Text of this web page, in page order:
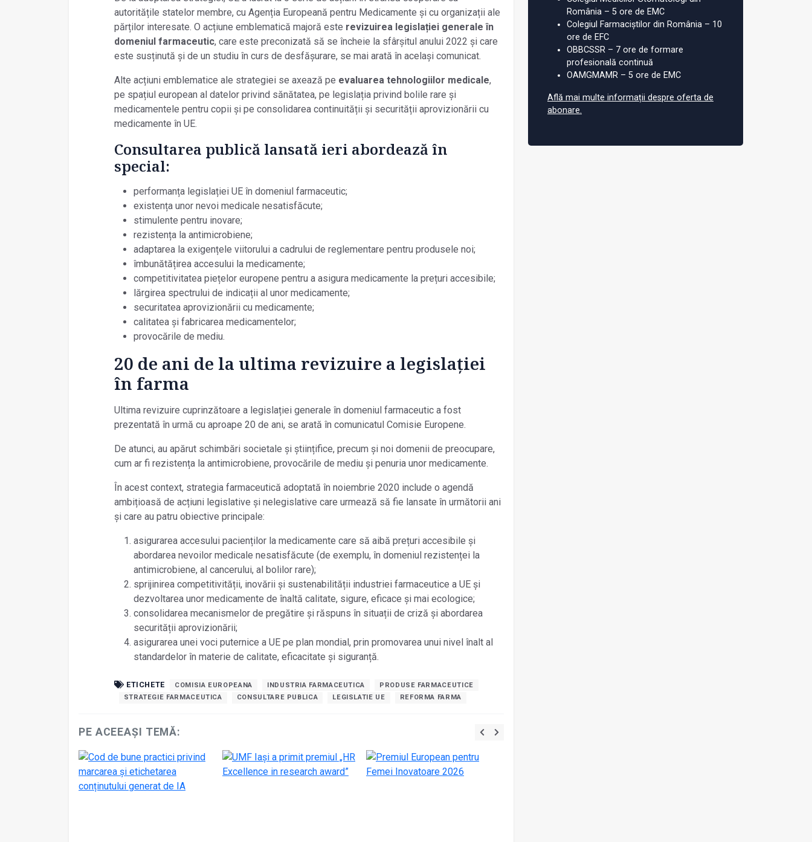
autoritățile statelor membre, cu Agenția Europeană pentru Medicamente și cu organizații ale
părților interesate. O acțiune emblematică majoră este revizuirea legislației generale în
domeniul farmaceutic, care este preconizată să se încheie la sfârșitul anului 2022 și care
este susținută și de un studiu în curs de desfășurare, se mai arată în același comunicat.
Alte acțiuni emblematice ale strategiei se axează pe evaluarea tehnologiilor medicale,
pe spațiul european al datelor privind sănătatea, pe legislația privind bolile rare și
medicamentele pentru copii și pe consolidarea continuității și securității aprovizionării cu
medicamente în UE.
Consultarea publică lansată ieri abordează în
special:
performanța legislației UE în domeniul farmaceutic;
existența unor nevoi medicale nesatisfăcute;
stimulente pentru inovare;
rezistența la antimicrobiene;
adaptarea la exigențele viitorului a cadrului de reglementare pentru produsele noi;
îmbunătățirea accesului la medicamente;
competitivitatea piețelor europene pentru a asigura medicamente la prețuri accesibile;
lărgirea spectrului de indicații al unor medicamente;
securitatea aprovizionării cu medicamente;
calitatea și fabricarea medicamentelor;
provocările de mediu.
20 de ani de la ultima revizuire a legislației
în farma
Ultima revizuire cuprinzătoare a legislației generale în domeniul farmaceutic a fost
prezentată în urmă cu aproape 20 de ani, se arată în comunicatul Comisie Europene.
De atunci, au apărut schimbări societale și științifice, precum și noi domenii de preocupare,
cum ar fi rezistența la antimicrobiene, provocările de mediu și penuria unor medicamente.
În acest context, strategia farmaceutică adoptată în noiembrie 2020 include o agendă
ambițioasă de acțiuni legislative și nelegislative care urmează să fie lansate în următorii ani
și care au patru obiective principale:
asigurarea accesului pacienților la medicamente care să aibă prețuri accesibile și
abordarea nevoilor medicale nesatisfăcute (de exemplu, în domeniul rezistenței la
antimicrobiene, al cancerului, al bolilor rare);
sprijinirea competitivității, inovării și sustenabilității industriei farmaceutice a UE și
dezvoltarea unor medicamente de înaltă calitate, sigure, eficace și mai ecologice;
consolidarea mecanismelor de pregătire și răspuns în situații de criză și abordarea
securității aprovizionării;
asigurarea unei voci puternice a UE pe plan mondial, prin promovarea unui nivel înalt al
standardelor în materie de calitate, eficacitate și siguranță.
ETICHETE COMISIA EUROPEANA INDUSTRIA FARMACEUTICA
PRODUSE FARMACEUTICE
STRATEGIE FARMACEUTICA
CONSULTARE PUBLICA LEGISLATIE UE REFORMA FARMA
PE ACEEAȘI TEMĂ:
România – 5 ore de EMC
Colegiul Farmaciștilor din România – 10
ore de EFC
OBBCSSR – 7 ore de formare
profesională continuă
OAMGMAMR – 5 ore de EMC
Află mai multe informații despre oferta de
abonare.